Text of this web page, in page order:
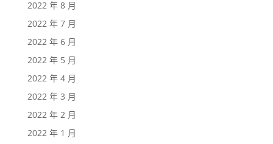
2022 年 8 月
2022 年 7 月
2022 年 6 月
2022 年 5 月
2022 年 4 月
2022 年 3 月
2022 年 2 月
2022 年 1 月